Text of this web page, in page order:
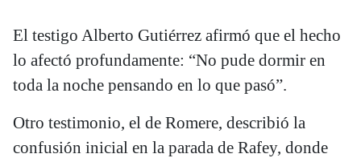
El testigo Alberto Gutiérrez afirmó que el hecho
lo afectó profundamente: “No pude dormir en
toda la noche pensando en lo que pasó”.
Otro testimonio, el de Romere, describió la
confusión inicial en la parada de Rafey, donde